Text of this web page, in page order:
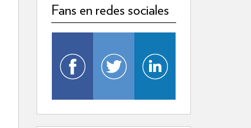
Fans en redes sociales